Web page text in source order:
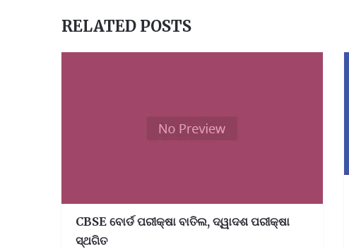
RELATED POSTS
CBSE ବୋର୍ଡ ପରୀକ୍ଷା ବାତିଲ, ଦ୍ୱାଦଶ ପରୀକ୍ଷା
ସ୍ଥଗିତ